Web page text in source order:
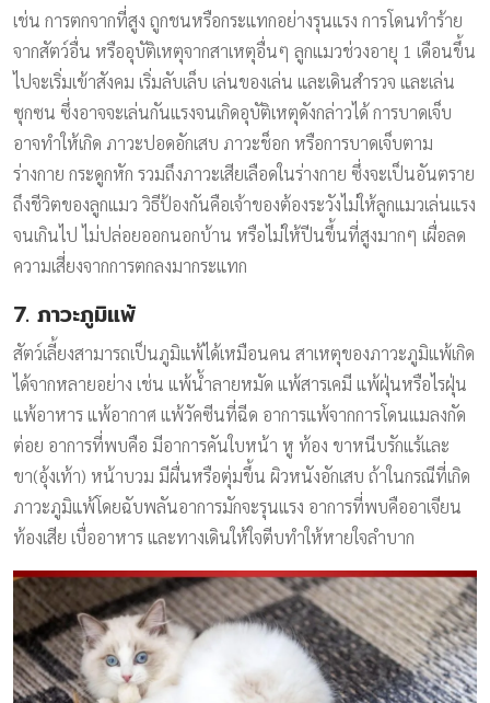
เช่น การตกจากที่สูง ถูกชนหรือกระแทกอย่างรุนแรง การโดนทำร้าย
จากสัตว์อื่น หรืออุบัติเหตุจากสาเหตุอื่นๆ ลูกแมวช่วงอายุ 1 เดือนขึ้น
ไปจะเริ่มเข้าสังคม เริ่มลับเล็บ เล่นของเล่น และเดินสำรวจ และเล่น
ซุกซน ซึ่งอาจจะเล่นกันแรงจนเกิดอุบัติเหตุดังกล่าวได้ การบาดเจ็บ
อาจทำให้เกิด ภาวะปอดอักเสบ ภาวะช็อก หรือการบาดเจ็บตาม
ร่างกาย กระดูกหัก รวมถึงภาวะเสียเลือดในร่างกาย ซึ่งจะเป็นอันตราย
ถึงชีวิตของลูกแมว วิธีป้องกันคือเจ้าของต้องระวังไม่ให้ลูกแมวเล่นแรง
จนเกินไป ไม่ปล่อยออกนอกบ้าน หรือไม่ให้ปีนขึ้นที่สูงมากๆ เผื่อลด
ความเสี่ยงจากการตกลงมากระแทก
7. ภาวะภูมิแพ้
สัตว์เลี้ยงสามารถเป็นภูมิแพ้ได้เหมือนคน สาเหตุของภาวะภูมิแพ้เกิด
ได้จากหลายอย่าง เช่น แพ้น้ำลายหมัด แพ้สารเคมี แพ้ฝุ่นหรือไรฝุ่น
แพ้อาหาร แพ้อากาศ แพ้วัคซีนที่ฉีด อาการแพ้จากการโดนแมลงกัด
ต่อย อาการที่พบคือ มีอาการคันใบหน้า หู ท้อง ขาหนีบรักแร้และ
ขา(อุ้งเท้า) หน้าบวม มีผื่นหรือตุ่มขึ้น ผิวหนังอักเสบ ถ้าในกรณีที่เกิด
ภาวะภูมิแพ้โดยฉับพลันอาการมักจะรุนแรง อาการที่พบคืออาเจียน
ท้องเสีย เบื่ออาหาร และทางเดินให้ใจตีบทำให้หายใจลำบาก